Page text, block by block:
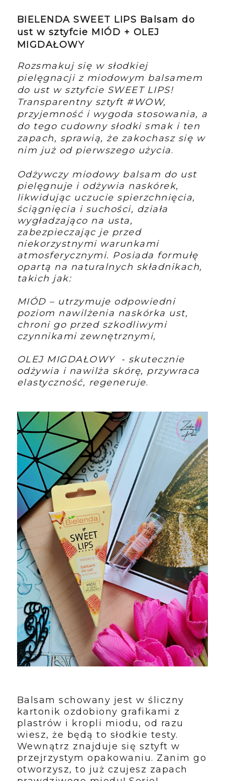
BIELENDA SWEET LIPS Balsam do
ust w sztyfcie MIÓD + OLEJ
MIGDAŁOWY
Rozsmakuj się w słodkiej
pielęgnacji z miodowym balsamem
do ust w sztyfcie SWEET LIPS!
Transparentny sztyft #WOW,
przyjemność i wygoda stosowania, a
do tego cudowny słodki smak i ten
zapach, sprawią, że zakochasz się w
nim już od pierwszego użycia.
Odżywczy miodowy balsam do ust
pielęgnuje i odżywia naskórek,
likwidując uczucie spierzchnięcia,
ściągnięcia i suchości, działa
wygładzająco na usta,
zabezpieczając je przed
niekorzystnymi warunkami
atmosferycznymi. Posiada formułę
opartą na naturalnych składnikach,
takich jak:
MIÓD – utrzymuje odpowiedni
poziom nawilżenia naskórka ust,
chroni go przed szkodliwymi
czynnikami zewnętrznymi,
OLEJ MIGDAŁOWY - skutecznie
odżywia i nawilża skórę, przywraca
elastyczność, regeneruje.
Balsam schowany jest w śliczny
kartonik ozdobiony grafikami z
plastrów i kropli miodu, od razu
wiesz, że będą to słodkie testy.
Wewnątrz znajduje się sztyft w
przejrzystym opakowaniu. Zanim go
otworzysz, to już czujesz zapach